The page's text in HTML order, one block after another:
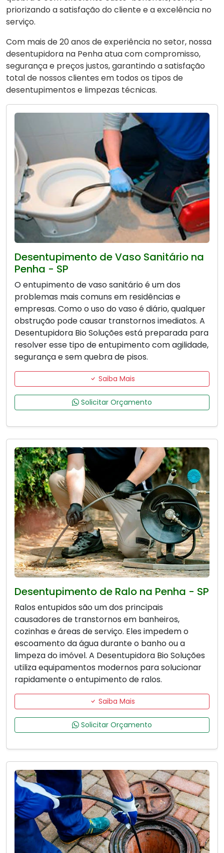
priorizando a satisfação do cliente e a excelência no
serviço.
Com mais de 20 anos de experiência no setor, nossa
desentupidora na Penha atua com compromisso,
segurança e preços justos, garantindo a satisfação
total de nossos clientes em todos os tipos de
desentupimentos e limpezas técnicas.
Desentupimento de Vaso Sanitário na
Penha - SP
O entupimento de vaso sanitário é um dos
problemas mais comuns em residências e
empresas. Como o uso do vaso é diário, qualquer
obstrução pode causar transtornos imediatos. A
Desentupidora Bio Soluções está preparada para
resolver esse tipo de entupimento com agilidade,
segurança e sem quebra de pisos.
Saiba Mais
Solicitar Orçamento
Desentupimento de Ralo na Penha - SP
Ralos entupidos são um dos principais
causadores de transtornos em banheiros,
cozinhas e áreas de serviço. Eles impedem o
escoamento da água durante o banho ou a
limpeza do imóvel. A Desentupidora Bio Soluções
utiliza equipamentos modernos para solucionar
rapidamente o entupimento de ralos.
Saiba Mais
Solicitar Orçamento